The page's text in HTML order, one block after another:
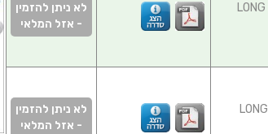
פיה לעמדת אוויר חם - SOP 11.7X21.0MM ♦ דגם 21-10172♦ סוג פיה: LONG
לא ניתן להזמין
- אזל המלאי
פיה לעמדת אוויר חם - SOP 11.7X8.0MM ♦ דגם: 21-10174♦ סוג פיה: LONG
לא ניתן להזמין
- אזל המלאי